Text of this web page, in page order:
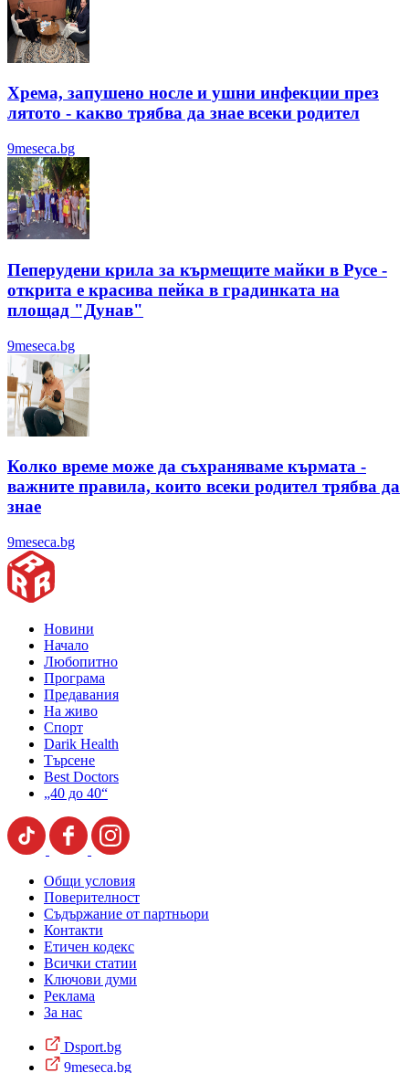
Хрема, запушено носле и ушни инфекции през
лятотo - какво трябва да знае всеки родител
9meseca.bg
Пеперудени крила за кърмещите майки в Русе -
открита е красива пейка в градинката на
площад "Дунав"
9meseca.bg
Колко време може да съхраняваме кърмата -
важните правила, които всеки родител трябва да
знае
9meseca.bg
Новини
Начало
Любопитно
Програма
Предавания
На живо
Спорт
Darik Health
Търсене
Best Doctors
„40 до 40“
Общи условия
Поверителност
Съдържание от партньори
Контакти
Етичен кодекс
Всички статии
Ключови думи
Реклама
За нас
Dsport.bg
9meseca.bg